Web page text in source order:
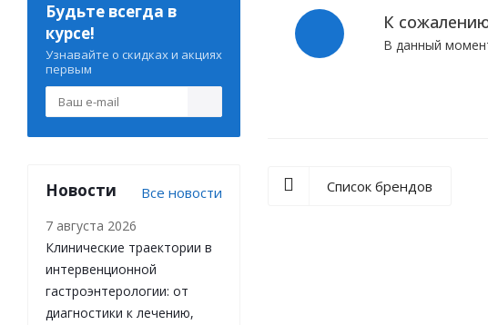
К
В данный
Список брендов
Будьте всегда в
курсе!
Узнавайте о скидках и акциях
первым
Новости Все новости
7 августа 2026
Клинические траектории в
интервенционной
гастроэнтерологии: от
диагностики к лечению,